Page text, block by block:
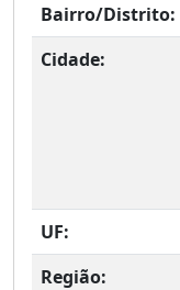
Bairro/Distrito:
Cidade:
UF:
Região: